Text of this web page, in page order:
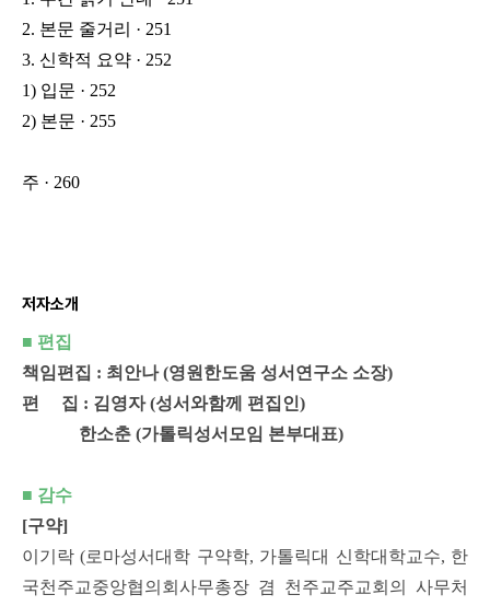
2. 본문 줄거리 · 251
3. 신학적 요약 · 252
1) 입문 · 252
2) 본문 · 255
주 · 260
저자소개
■ 편집
책임편집 : 최안나 (영원한도움 성서연구소 소장)
편 집 : 김영자 (성서와함께 편집인)
한소춘 (가톨릭성서모임 본부대표)
■ 감수
[구약]
이기락 (로마성서대학 구약학, 가톨릭대 신학대학교수, 한
국천주교중앙협의회사무총장 겸 천주교주교회의 사무처